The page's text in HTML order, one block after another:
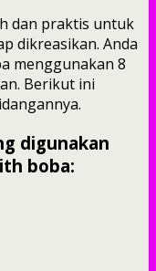
dan praktis untuk
dikreasikan. Anda
menggunakan 8
Berikut ini
digunakan
boba: